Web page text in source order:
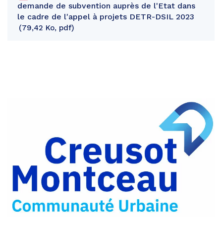
demande de subvention auprès de l'Etat dans
le cadre de l'appel à projets DETR-DSIL 2023
79,42 Ko, pdf
Facebook
Partager
Twitter
Partager
par
e-
mail